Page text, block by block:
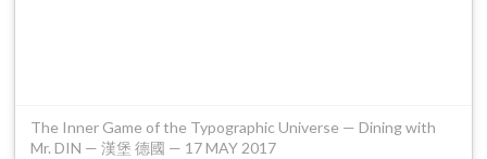
The Inner Game of the Typographic Universe — Dining with
Mr. DIN — 漢堡 德國 — 17 MAY 2017